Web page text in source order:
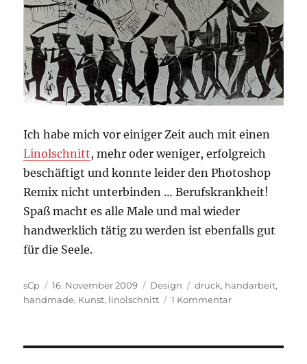
Ich habe mich vor einiger Zeit auch mit einen
Linolschnitt, mehr oder weniger, erfolgreich
beschäftigt und konnte leider den Photoshop
Remix nicht unterbinden … Berufskrankheit!
Spaß macht es alle Male und mal wieder
handwerklich tätig zu werden ist ebenfalls gut
für die Seele.
Autor
sCp
Veröffentlicht
am
16. November 2009 Kategorien
Design Schlagwörter
druck, handarbeit,
handmade, Kunst, linolschnitt 1 Kommentarzu